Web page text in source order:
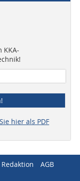
KKA-
hier als PDF
AGB